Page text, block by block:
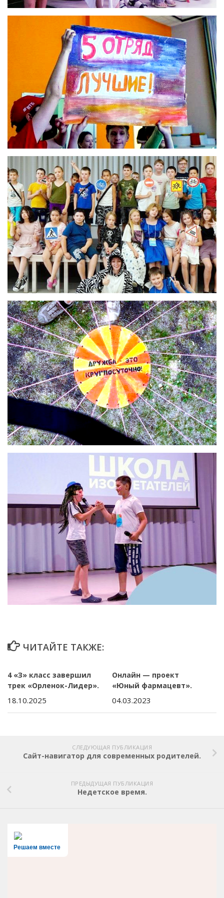
ЧИТАЙТЕ ТАКЖЕ:
4 «З» класс завершил
трек «Орленок-Лидер».
18.10.2025
Онлайн — проект
«Юный фармацевт».
04.03.2023
СЛЕДУЮЩАЯ ПУБЛИКАЦИЯ
Сайт-навигатор для современных родителей.
ПРЕДЫДУЩАЯ ПУБЛИКАЦИЯ
Недетское время.
Решаем вместе